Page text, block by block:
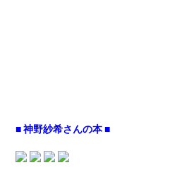
■ 神野紗希さんの本 ■